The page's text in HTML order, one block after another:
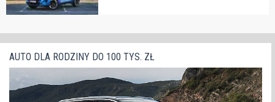
AUTO DLA RODZINY DO 100 TYS. ZŁ